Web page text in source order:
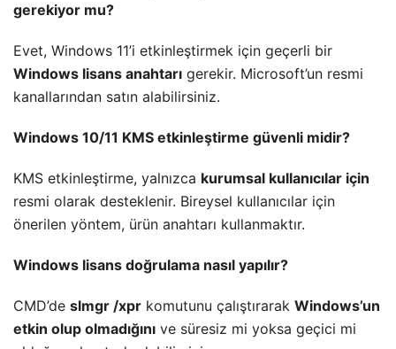
gerekiyor mu?
Evet, Windows 11’i etkinleştirmek için geçerli bir
Windows lisans anahtarı gerekir. Microsoft’un resmi
kanallarından satın alabilirsiniz.
Windows 10/11 KMS etkinleştirme güvenli midir?
KMS etkinleştirme, yalnızca kurumsal kullanıcılar için
resmi olarak desteklenir. Bireysel kullanıcılar için
önerilen yöntem, ürün anahtarı kullanmaktır.
Windows lisans doğrulama nasıl yapılır?
CMD’de slmgr /xpr komutunu çalıştırarak Windows’un
etkin olup olmadığını ve süresiz mi yoksa geçici mi